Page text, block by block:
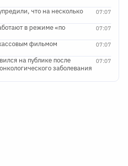
07:07
что на несколько
07:07
в режиме «по
07:07
фильмом
07:07
на публике после
заболевания